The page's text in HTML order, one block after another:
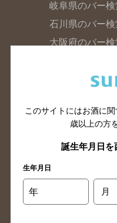
岐阜県のバー検
石川県のバー検
大阪府のバー検
滋賀県のバー検
山口県のバー
香川県のバー
高知県のバー検
長崎県のバー検
大分県のバー検
このサイトにはお酒に
歳以上の方
誕生年月日を
生年月日
年 月